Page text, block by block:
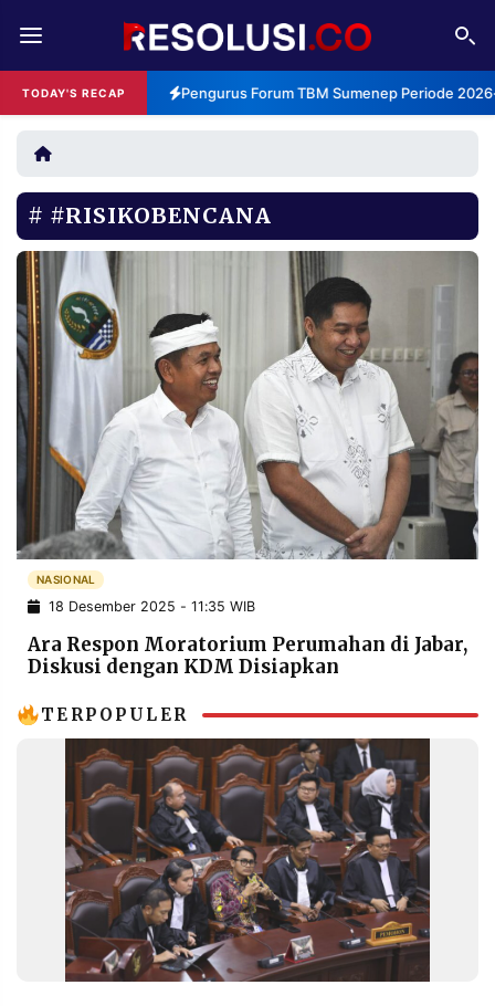
TODAY'S RECAP Pengurus Forum TBM Sumenep Periode
REDAKSI TENTANG
RESOLUSI IKLAN
RUBRIKASI
EDITORIAL AKSARA
FINANSIA
DAERAH NASIONAL
MANCA SPORT
INFORMASI
PRIVACY
POLICY
BERITA
WARGA
INFORMASI
IKLAN
KIRIM
PENGADUAN TERM
SERVICE
IKUTI
RESOLUSI
#RISIKOBENCANA
NASIONAL
18 Desember 2025 - 11:35 WIB
Ara Respon Moratorium Perumahan di Jabar,
Diskusi dengan KDM Disiapkan
TERPOPULER